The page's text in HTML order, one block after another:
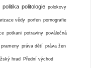
politika politologie polokovy
vědy porfen pornografie
potkani potraviny poválečná
prameny práva dětí práva žen
hrad Přední východ